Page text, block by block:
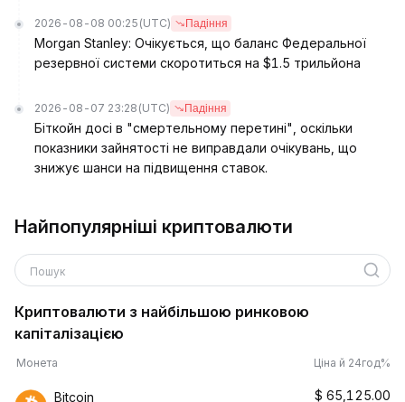
2026-08-08 00:25 (UTC) Падіння
Morgan Stanley: Очікується, що баланс Федеральної
резервної системи скоротиться на $1.5 трильйона
2026-08-07 23:28 (UTC) Падіння
Біткойн досі в "смертельному перетині", оскільки
показники зайнятості не виправдали очікувань, що
знижує шанси на підвищення ставок.
Найпопулярніші криптовалюти
Пошук
Криптовалюти з найбільшою ринковою
капіталізацією
Монета Ціна й 24год%
Bitcoin $ 65,125.00